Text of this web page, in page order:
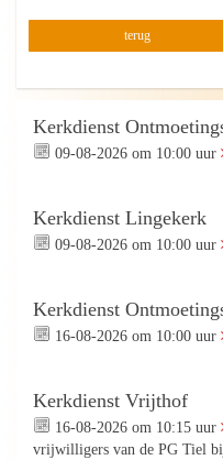
terug
Kerkdienst
09-08-2026 om 10:00 uur
Kerkdienst Lingekerk
09-08-2026 om 10:00 uur
Kerkdienst
16-08-2026 om 10:00 uur
Kerkdienst Vrijthof
16-08-2026 om 10:15 uur
vrijwilligers van de PG Tiel